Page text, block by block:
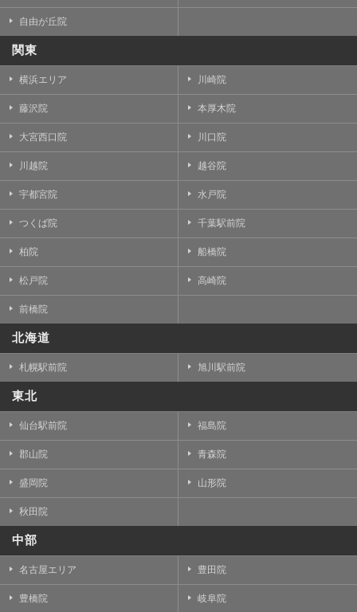
自由が丘院
関東
横浜エリア 川崎院
藤沢院 本厚木院
大宮西口院 川口院
川越院 越谷院
宇都宮院 水戸院
つくば院 千葉駅前院
柏院 船橋院
松戸院 高崎院
前橋院
北海道
札幌駅前院 旭川駅前院
東北
仙台駅前院 福島院
郡山院 青森院
盛岡院 山形院
秋田院
中部
名古屋エリア 豊田院
豊橋院 岐阜院